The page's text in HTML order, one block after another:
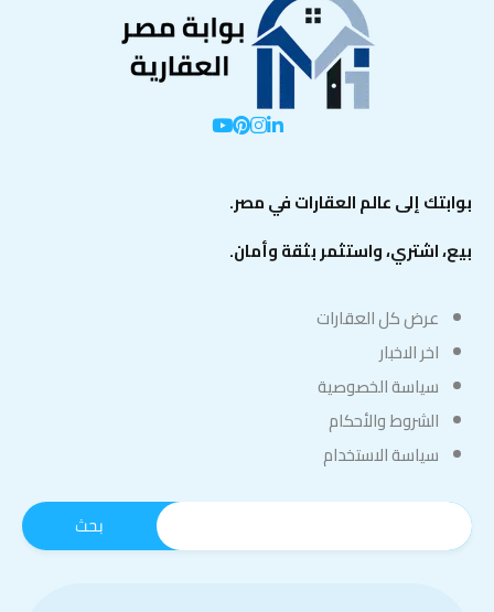
بوابتك إلى عالم العقارات في مصر.
بيع، اشتري، واستثمر بثقة وأمان.
عرض كل العقارات
اخر الاخبار
سياسة الخصوصية
الشروط والأحكام
سياسة الاستخدام